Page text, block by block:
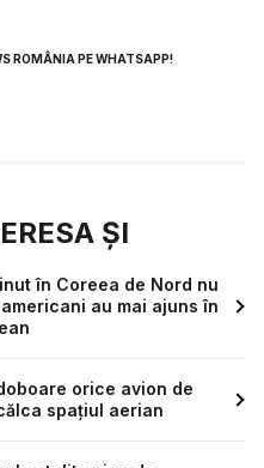
ROMÂNIA PE WHATSAPP!
ȘI
în Coreea de Nord nu
au mai ajuns în
orice avion de
spaţiul aerian